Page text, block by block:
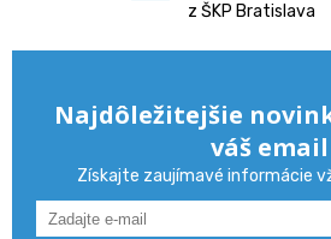
z ŠKP Bratislava
Najdôležitejšie
váš email
Získajte zaujímavé informácie